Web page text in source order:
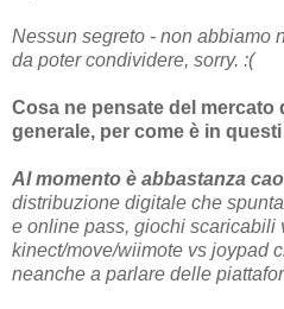
Nessun segreto - non abbiamo
da poter condividere, sorry. :(
Cosa ne pensate del mercato
generale, per come è in
Al momento è abbastanza
distribuzione digitale che
e online pass, giochi scaricabili
kinect/move/wiimote vs joypad
neanche a parlare delle